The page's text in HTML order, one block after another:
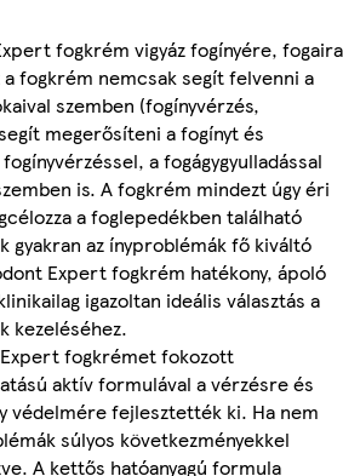
fogkrém vigyáz fogínyére, fogaira
fogkrém nemcsak segít felvenni a
szemben (fogínyvérzés,
megerősíteni a fogínyt és
a fogágygyulladással
is. A fogkrém mindezt úgy éri
a foglepedékben található
gyakran az ínyproblémák fő kiváltó
Expert fogkrém hatékony, ápoló
igazoltan ideális választás a
kezeléséhez.
fogkrémet fokozott
aktív formulával a vérzésre és
védelmére fejlesztették ki. Ha nem
súlyos következményekkel
A kettős hatóanyagú formula